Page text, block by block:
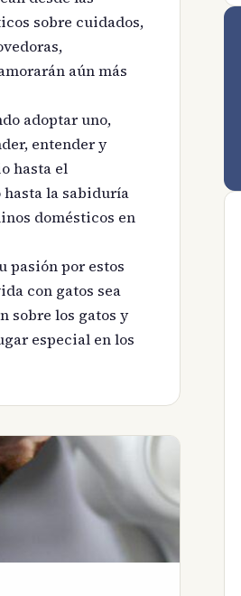
sobre cuidados,
aún más
adoptar uno,
entender y
hasta el
la sabiduría
domésticos en
pasión por estos
con gatos sea
sobre los gatos y
especial en los